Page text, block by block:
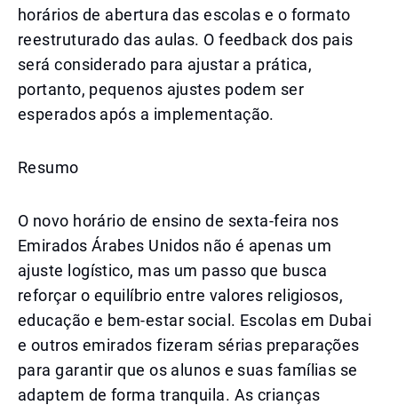
horários de abertura das escolas e o formato
reestruturado das aulas. O feedback dos pais
será considerado para ajustar a prática,
portanto, pequenos ajustes podem ser
esperados após a implementação.
Resumo
O novo horário de ensino de sexta-feira nos
Emirados Árabes Unidos não é apenas um
ajuste logístico, mas um passo que busca
reforçar o equilíbrio entre valores religiosos,
educação e bem-estar social. Escolas em Dubai
e outros emirados fizeram sérias preparações
para garantir que os alunos e suas famílias se
adaptem de forma tranquila. As crianças